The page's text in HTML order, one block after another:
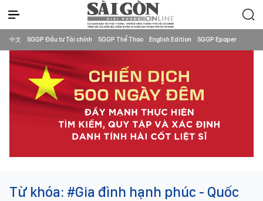
中文 SGGP Đầu tư Tài chính SGGP Thể Thao English Edition SGGP Epaper
Từ khóa: #Gia đình hạnh phúc - Quốc